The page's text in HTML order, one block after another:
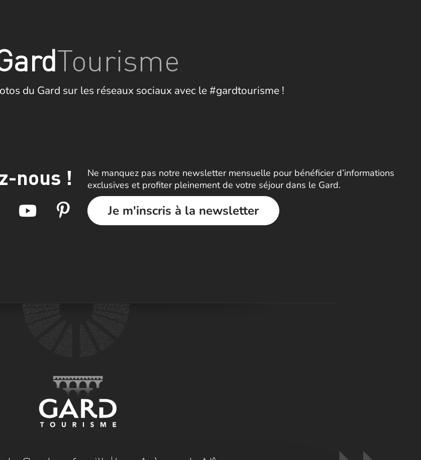
Tourisme
du Gard sur les réseaux sociaux avec le #gardtourisme !
nous !
Ne manquez pas notre newsletter mensuelle pour bénéficier d’informations
exclusives et profiter pleinement de votre séjour dans le Gard.
Je m'inscris à la newsletter